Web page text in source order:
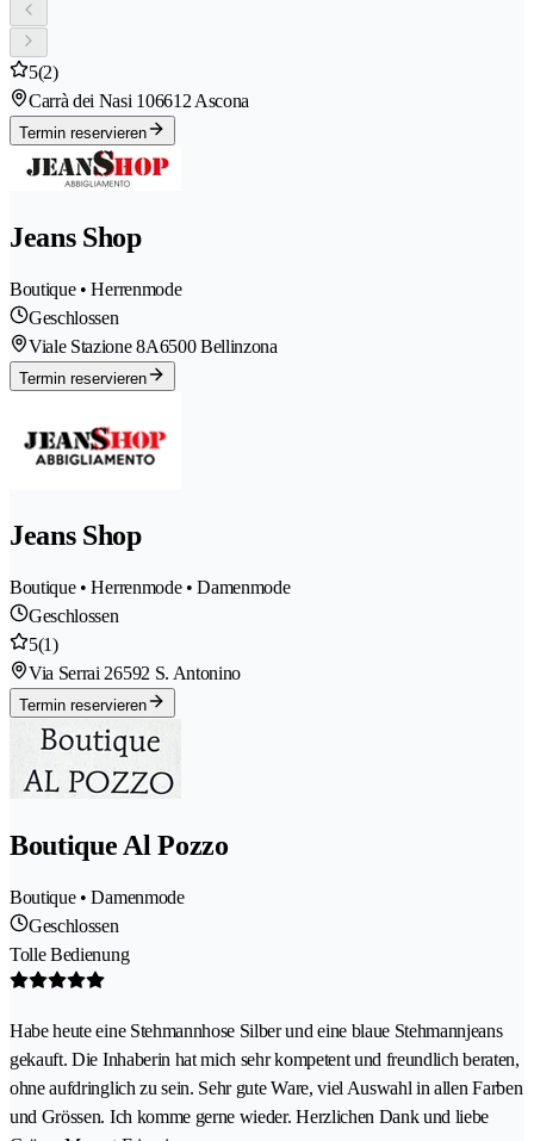
5(2)
Carrà dei Nasi 106612 Ascona
Termin reservieren
Jeans Shop
Boutique • Herrenmode
Geschlossen
Viale Stazione 8A6500 Bellinzona
Termin reservieren
Jeans Shop
Boutique • Herrenmode • Damenmode
Geschlossen
5(1)
Via Serrai 26592 S. Antonino
Termin reservieren
Boutique Al Pozzo
Boutique • Damenmode
Geschlossen
Tolle Bedienung
Habe heute eine Stehmannhose Silber und eine blaue Stehmannjeans
gekauft. Die Inhaberin hat mich sehr kompetent und freundlich beraten,
ohne aufdringlich zu sein. Sehr gute Ware, viel Auswahl in allen Farben
und Grössen. Ich komme gerne wieder. Herzlichen Dank und liebe